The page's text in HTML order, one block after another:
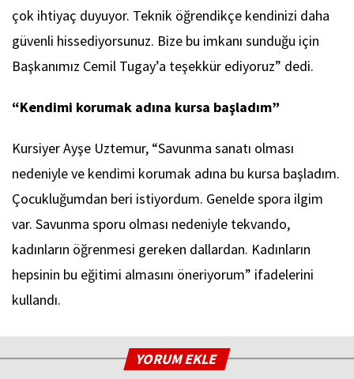
çok ihtiyaç duyuyor. Teknik öğrendikçe kendinizi daha
güvenli hissediyorsunuz. Bize bu imkanı sunduğu için
Başkanımız Cemil Tugay’a teşekkür ediyoruz” dedi.
“Kendimi korumak adına kursa başladım”
Kursiyer Ayşe Uztemur, “Savunma sanatı olması
nedeniyle ve kendimi korumak adına bu kursa başladım.
Çocukluğumdan beri istiyordum. Genelde spora ilgim
var. Savunma sporu olması nedeniyle tekvando,
kadınların öğrenmesi gereken dallardan. Kadınların
hepsinin bu eğitimi almasını öneriyorum” ifadelerini
kullandı.
YORUM EKLE